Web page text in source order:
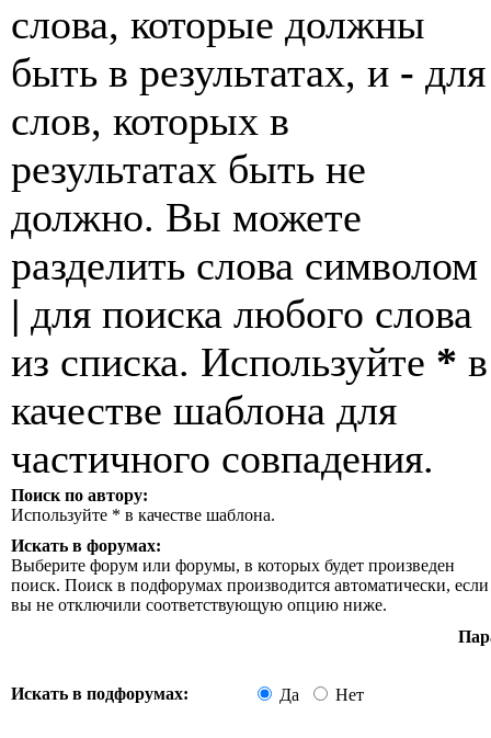
слова, которые должны
быть в результатах, и - для
слов, которых в
результатах быть не
должно. Вы можете
разделить слова символом
| для поиска любого слова
из списка. Используйте * в
качестве шаблона для
частичного совпадения.
Поиск по автору:
Используйте * в качестве шаблона.
Искать в форумах:
Выберите форум или форумы, в которых будет произведен
поиск. Поиск в подфорумах производится автоматически, если
вы не отключили соответствующую опцию ниже.
Искать в подфорумах: Да Нет